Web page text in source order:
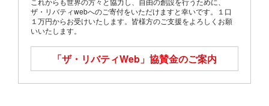
ザ・リバティwebへのご寄付をいただけますと幸いです。１口
１万円からお受けいたします。皆様方のご支援をよろしくお願
いいたします。
「ザ・リバティWeb」 協賛金のご案内